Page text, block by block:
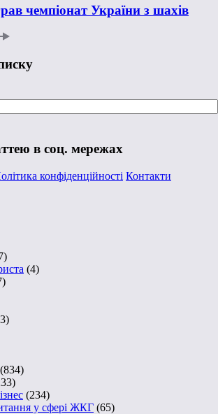
чемпіонат України з шахів
в соц. мережах
конфіденційності Контакти
(4)
(834)
(234)
у сфері ЖКГ (65)